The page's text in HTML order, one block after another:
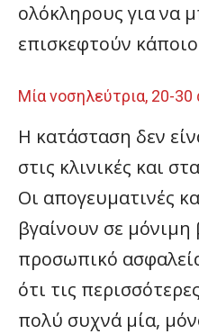
ολόκληρους για να
επισκεφτούν
Μία νοσηλεύτρια, 20-30
Η κατάσταση δεν
στις κλινικές και
Οι απογευματινές
βγαίνουν σε
προσωπικό
ότι τις
πολύ συχνά μία,